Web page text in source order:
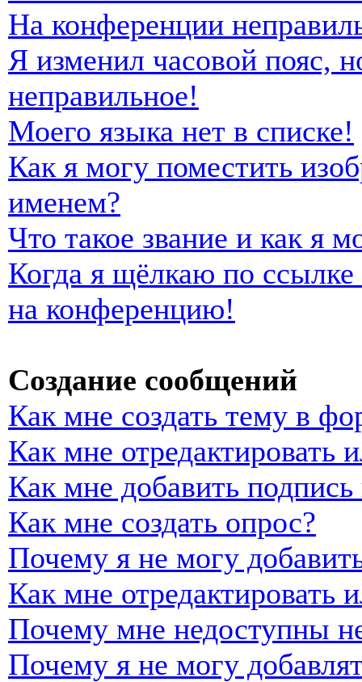
На конференции
Я изменил часовой пояс,
неправильное!
Моего языка нет в списке!
Как я могу поместить
именем?
Что такое звание и как я
Когда я щёлкаю по
на конференцию!
Создание сообщений
Как мне создать тему в
Как мне отредактировать
Как мне добавить
Как мне создать опрос?
Почему я не могу
Как мне отредактировать
Почему мне недоступны
Почему я не могу